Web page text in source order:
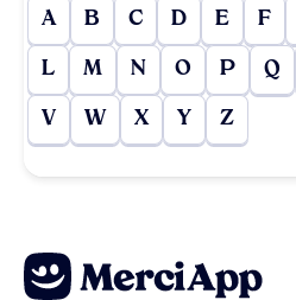
A B C D E F
L M N O P Q
V W X Y Z